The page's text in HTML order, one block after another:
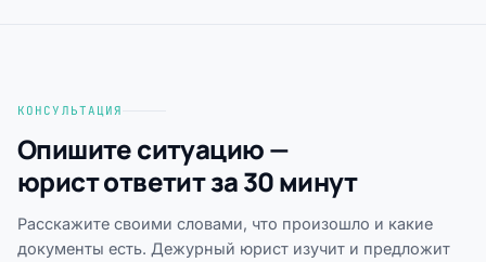
КОНСУЛЬТАЦИЯ
Опишите ситуацию —
юрист ответит за 30 минут
Расскажите своими словами, что произошло и какие
документы есть. Дежурный юрист изучит и предложит